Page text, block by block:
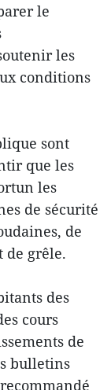
le
les
conditions
sont
que les
les
de sécurité
de
de grêle.
des
cours
de
bulletins